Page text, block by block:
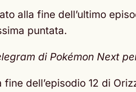
alla fine dell’ultimo
puntata.
di Pokémon Next
dell’episodio 12 di